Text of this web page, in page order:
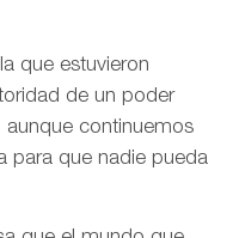
que estuvieron
de un poder
aunque continuemos
para que nadie pueda